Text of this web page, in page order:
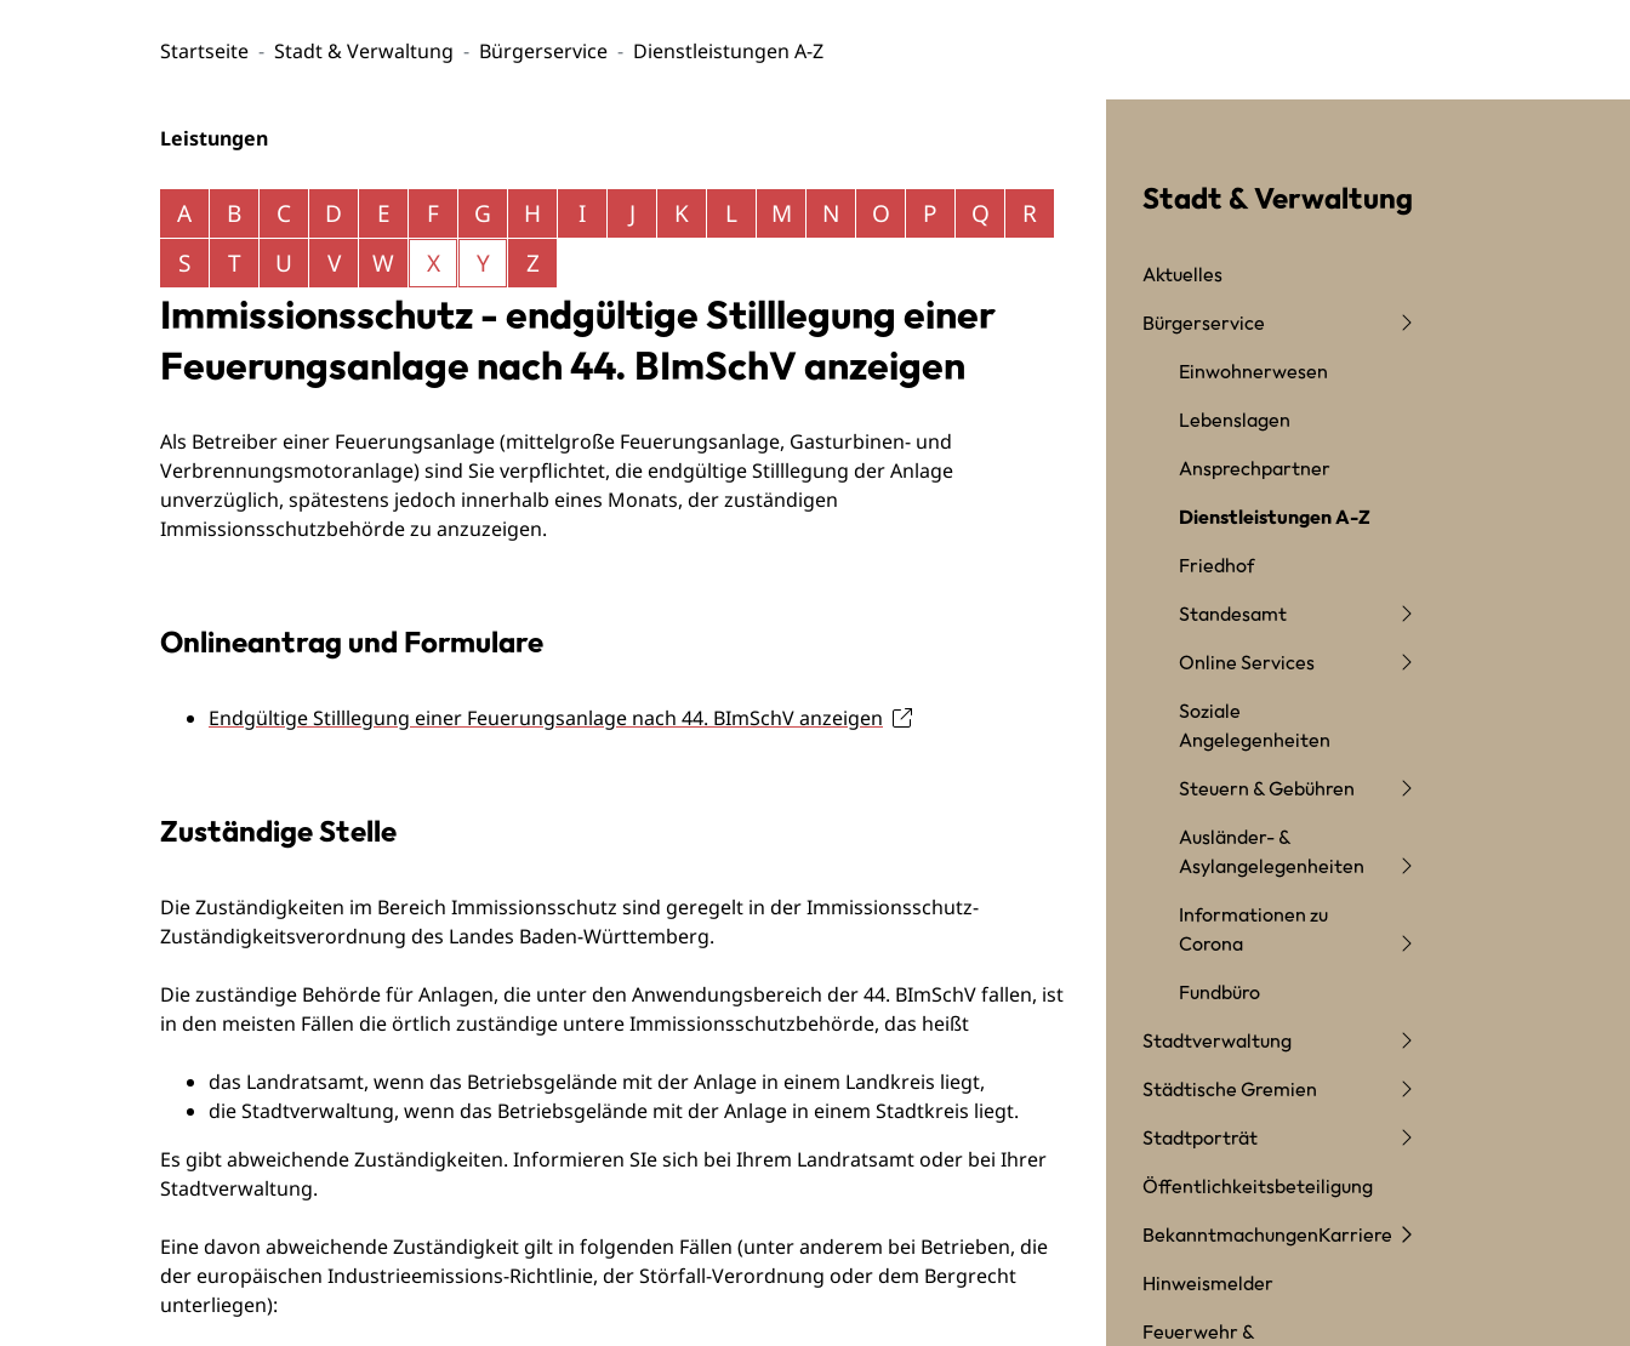
Startseite Stadt & Verwaltung Bürgerservice Dienstleistungen A-Z
Leistungen
Alphabetisches Register überspringen
A B C D E F G H I J K L M N O P Q
R
S
T U V W X Y Z
Immissionsschutz - endgültige Stilllegung einer
Feuerungsanlage nach 44. BImSchV anzeigen
Als Betreiber einer Feuerungsanlage (mittelgroße Feuerungsanlage, Gasturbinen- und
Verbrennungsmotoranlage) sind Sie verpflichtet, die endgültige Stilllegung der Anlage
unverzüglich, spätestens jedoch innerhalb eines Monats, der zuständigen
Immissionsschutzbehörde zu anzuzeigen.
Onlineantrag und Formulare
Endgültige Stilllegung einer Feuerungsanlage nach 44. BImSchV anzeigen
Zuständige Stelle
Die Zuständigkeiten im Bereich Immissionsschutz sind geregelt in der Immissionsschutz-
Zuständigkeitsverordnung des Landes Baden-Württemberg.
Die zuständige Behörde für Anlagen, die unter den Anwendungsbereich der 44. BImSchV fallen, ist
in den meisten Fällen die örtlich zuständige untere Immissionsschutzbehörde, das heißt
das Landratsamt, wenn das Betriebsgelände mit der Anlage in einem Landkreis liegt,
die Stadtverwaltung, wenn das Betriebsgelände mit der Anlage in einem Stadtkreis liegt.
Es gibt abweichende Zuständigkeiten. Informieren SIe sich bei Ihrem Landratsamt oder bei Ihrer
Stadtverwaltung.
Eine davon abweichende Zuständigkeit gilt in folgenden Fällen (unter anderem bei Betrieben, die
der europäischen Industrieemissions-Richtlinie, der Störfall-Verordnung oder dem Bergrecht
unterliegen):
Stadt & Verwaltung
Aktuelles
Bürgerservice
Einwohnerwesen
Lebenslagen
Ansprechpartner
Dienstleistungen A-Z
Friedhof
Standesamt
Online Services
Soziale
Angelegenheiten
Steuern & Gebühren
Ausländer- &
Asylangelegenheiten
Informationen zu
Corona
Fundbüro
Stadtverwaltung
Städtische Gremien
Stadtporträt
Öffentlichkeitsbeteiligung
BekanntmachungenKarriere
Hinweismelder
Feuerwehr &